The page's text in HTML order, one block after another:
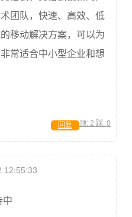
团队，快速、高效、低
移动解决方案，可以为
常适合中小型企业和想
顶: 2 踩: 0
回复
12:55:33
中